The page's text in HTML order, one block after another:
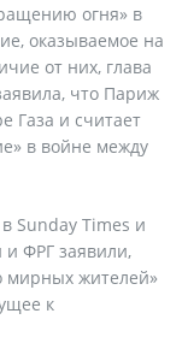
огня» в
оказываемое на
от них, глава
что Париж
Газа и считает
в войне между
Sunday Times и
ФРГ заявили,
мирных жителей»
к